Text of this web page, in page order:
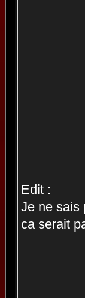
Edit :
Je ne sais
ca serait